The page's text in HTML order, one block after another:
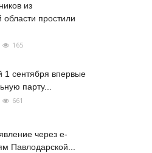
из
области простили
165
1 сентября впервые
парту...
661
через e-
Павлодарской...